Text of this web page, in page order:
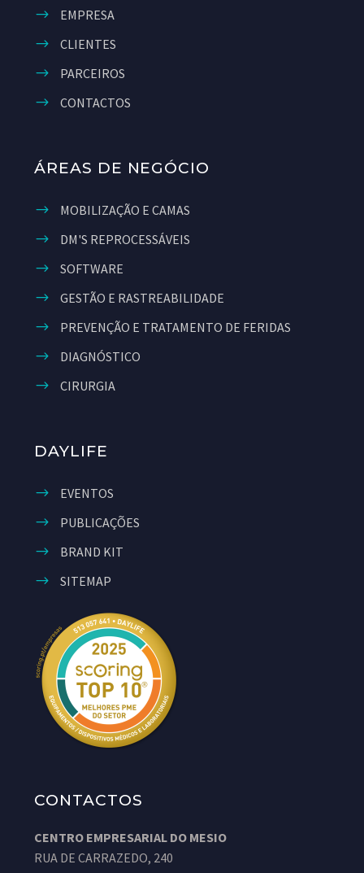
EMPRESA
CLIENTES
PARCEIROS
CONTACTOS
ÁREAS DE NEGÓCIO
MOBILIZAÇÃO E CAMAS
DM'S REPROCESSÁVEIS
SOFTWARE
GESTÃO E RASTREABILIDADE
PREVENÇÃO E TRATAMENTO DE FERIDAS
DIAGNÓSTICO
CIRURGIA
DAYLIFE
EVENTOS
PUBLICAÇÕES
BRAND KIT
SITEMAP
CONTACTOS
CENTRO EMPRESARIAL DO MESIO
RUA DE CARRAZEDO, 240